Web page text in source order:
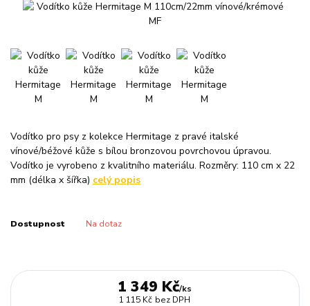
Vodítko pro psy z kolekce Hermitage z pravé italské
vínové/béžové kůže s bílou bronzovou povrchovou úpravou.
Vodítko je vyrobeno z kvalitního materiálu. Rozměry: 110 cm x 22
mm (délka x šířka) celý popis
Dostupnost Na dotaz
1 349 Kč/ks
1 115 Kč bez DPH